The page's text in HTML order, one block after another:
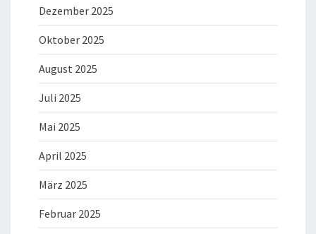
Dezember 2025
Oktober 2025
August 2025
Juli 2025
Mai 2025
April 2025
März 2025
Februar 2025